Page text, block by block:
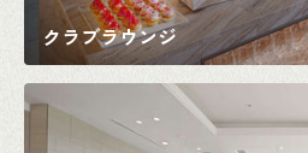
クラブラウンジ